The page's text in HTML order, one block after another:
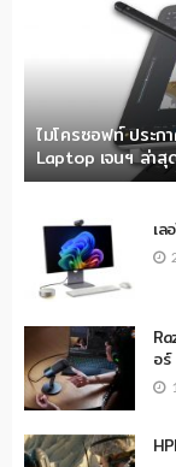
ไมโครซอฟท์ ประก
Laptop เจนฯ ล่า
เล
อร์